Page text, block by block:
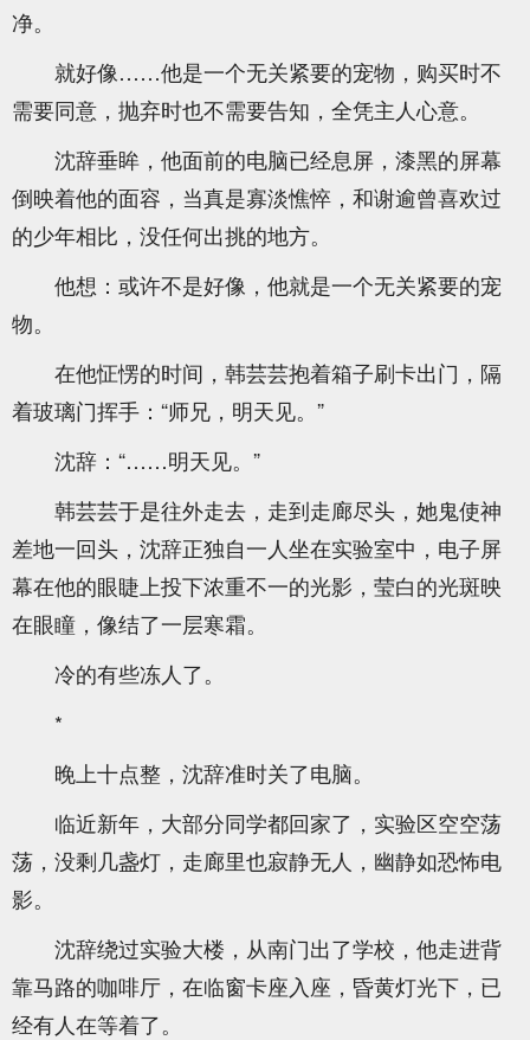
净。
就好像……他是一个无关紧要的宠物，购买时不
需要同意，抛弃时也不需要告知，全凭主人心意。
沈辞垂眸，他面前的电脑已经息屏，漆黑的屏幕
倒映着他的面容，当真是寡淡憔悴，和谢逾曾喜欢过
的少年相比，没任何出挑的地方。
他想：或许不是好像，他就是一个无关紧要的宠
物。
在他怔愣的时间，韩芸芸抱着箱子刷卡出门，隔
着玻璃门挥手：“师兄，明天见。”
沈辞：“……明天见。”
韩芸芸于是往外走去，走到走廊尽头，她鬼使神
差地一回头，沈辞正独自一人坐在实验室中，电子屏
幕在他的眼睫上投下浓重不一的光影，莹白的光斑映
在眼瞳，像结了一层寒霜。
冷的有些冻人了。
*
晚上十点整，沈辞准时关了电脑。
临近新年，大部分同学都回家了，实验区空空荡
荡，没剩几盏灯，走廊里也寂静无人，幽静如恐怖电
影。
沈辞绕过实验大楼，从南门出了学校，他走进背
靠马路的咖啡厅，在临窗卡座入座，昏黄灯光下，已
经有人在等着了。